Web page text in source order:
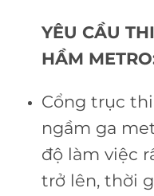
YÊU CẦU
HẦM
Cổng trục
ngầm ga
độ làm việc
trở lên, thời